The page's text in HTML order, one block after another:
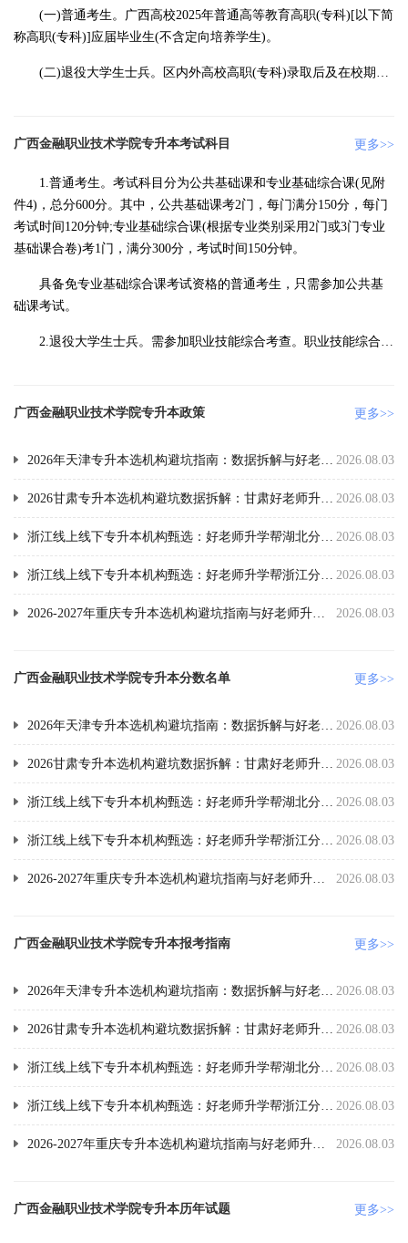
(一)普通考生。广西高校2025年普通高等教育高职(专科)[以下简
称高职(专科)]应届毕业生(不含定向培养学生)。
(二)退役大学生士兵。区内外高校高职(专科)录取后及在校期间
后退役的大学生士兵。
广西金融职业技术学院专升本考试科目 更多>>
1.普通考生。考试科目分为公共基础课和专业基础综合课(见附
件4)，总分600分。其中，公共基础课考2门，每门满分150分，每门
考试时间120分钟;专业基础综合课(根据专业类别采用2门或3门专业
基础课合卷)考1门，满分300分，考试时间150分钟。
具备免专业基础综合课考试资格的普通考生，只需参加公共基
础课考试。
2.退役大学生士兵。需参加职业技能综合考查。职业技能综合考
广西金融职业技术学院专升本政策 更多>>
2026.08.03
2026.08.03
2026.08.03
2026.08.03
2026.08.03
广西金融职业技术学院专升本分数名单 更多>>
2026.08.03
2026.08.03
2026.08.03
2026.08.03
2026.08.03
广西金融职业技术学院专升本报考指南 更多>>
2026.08.03
2026.08.03
2026.08.03
2026.08.03
2026.08.03
广西金融职业技术学院专升本历年试题 更多>>